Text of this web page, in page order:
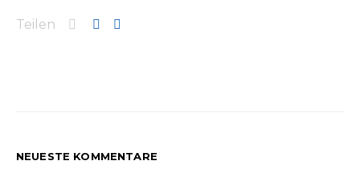
Teilen
NEUESTE KOMMENTARE